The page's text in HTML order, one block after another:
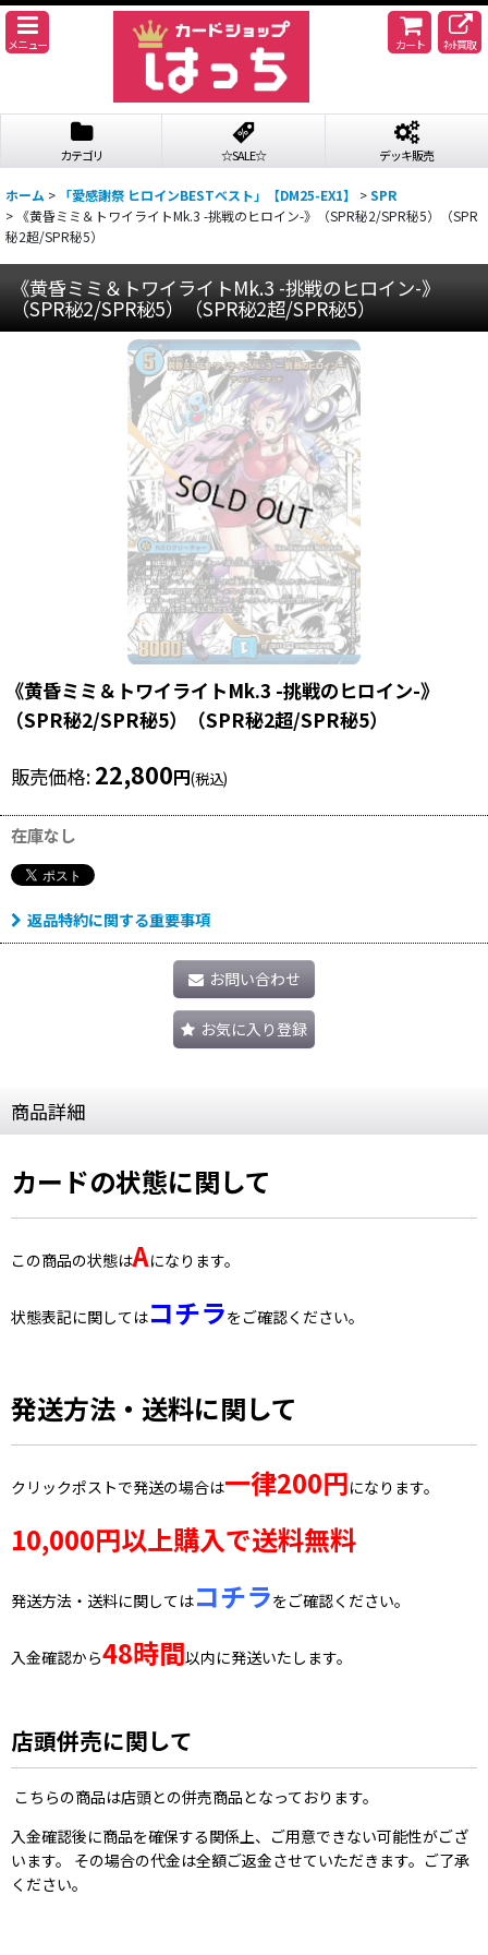
メニュー カート ﾈｯﾄ買取
カテゴリ ☆SALE☆ デッキ販売
ホーム > 「愛感謝祭 ヒロインBESTベスト」【DM25-EX1】 >SPR
> 《黄昏ミミ＆トワイライトMk.3 -挑戦のヒロイン-》（SPR秘2/SPR秘5）（SPR
秘2超/SPR秘5）
《黄昏ミミ＆トワイライトMk.3 -挑戦のヒロイン-》
（SPR秘2/SPR秘5）（SPR秘2超/SPR秘5）
《黄昏ミミ＆トワイライトMk.3 -挑戦のヒロイン-》
（SPR秘2/SPR秘5）（SPR秘2超/SPR秘5）
販売価格: 22,800円(税込)
在庫なし
返品特約に関する重要事項
お問い合わせ
お気に入り登録
商品詳細
カードの状態に関して
この商品の状態はAになります。
状態表記に関してはコチラをご確認ください。
発送方法・送料に関して
クリックポストで発送の場合は一律200円になります。
10,000円以上購入で送料無料
発送方法・送料に関してはコチラをご確認ください。
入金確認から48時間以内に発送いたします。
店頭併売に関して
こちらの商品は店頭との併売商品となっております。
入金確認後に商品を確保する関係上、ご用意できない可能性がござ
います。 その場合の代金は全額ご返金させていただきます。ご了承
ください。